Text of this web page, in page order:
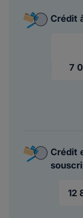
Crédit
7
Crédit
12